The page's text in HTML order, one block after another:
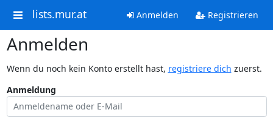
lists.mur.at Anmelden Registrieren
Anmelden
Wenn du noch kein Konto erstellt hast, registriere dich zuerst.
Anmeldung